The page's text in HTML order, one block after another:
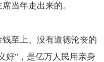
当年走出来的。
至上、没有道德沦丧的
好”，是亿万人民用亲身